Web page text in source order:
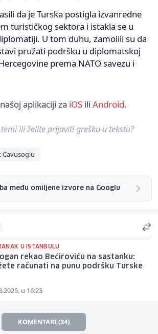
da je Turska postigla izvanredne
turističkog sektora i istakla se u
U tom duhu, zamolili su da
pružati podršku u diplomatskoj
prema NATO savezu i
aplikaciji za iOS ili Android.
ili želite prijaviti grešku u tekstu?
Cavusoglu
među omiljene izvore na Googlu
U ISTANBULU
rekao Bećiroviću na sastanku:
računati na punu podršku Turske
u 16:23
KOMENTARI (34)